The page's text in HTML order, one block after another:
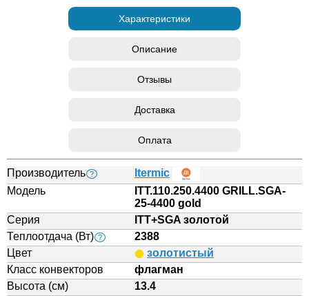
Характеристики
Описание
Отзывы
Доставка
Оплата
Производитель ?
Itermic
Модель
ITT.110.250.4400 GRILL.SGA-
25-4400 gold
Серия
ITT+SGA золотой
Теплоотдача (Вт) ?
2388
Цвет
золотистый
Класс конвекторов
флагман
Высота (см)
13.4